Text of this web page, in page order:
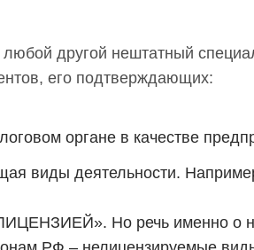
любой другой нештатный
его подтверждающих:
органе в качестве
виды деятельности.
Но речь именно о